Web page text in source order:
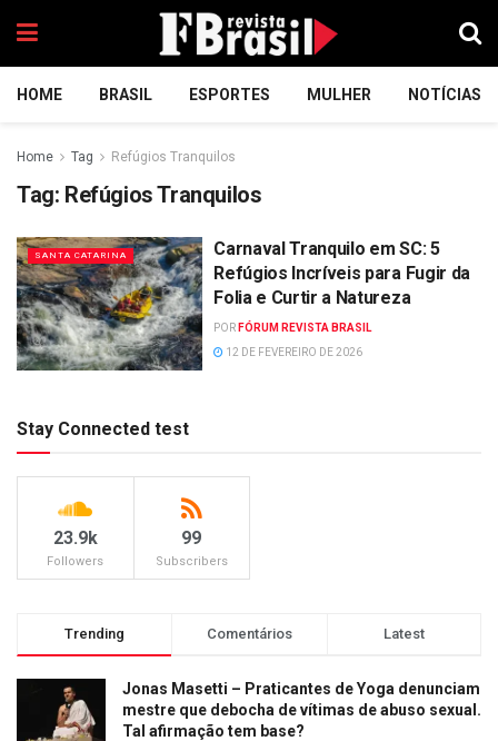
HOME BRASIL ESPORTES MULHER NOTÍCIAS
Home Tag Refúgios Tranquilos
Tag: Refúgios Tranquilos
SANTA CATARINA
Carnaval Tranquilo em SC: 5
Refúgios Incríveis para Fugir da
Folia e Curtir a Natureza
POR FÓRUM REVISTA BRASIL
12 DE FEVEREIRO DE 2026
Stay Connected test
23.9k
Followers
99
Subscribers
Trending Comentários Latest
Jonas Masetti – Praticantes de Yoga denunciam
mestre que debocha de vítimas de abuso sexual.
Tal afirmação tem base?